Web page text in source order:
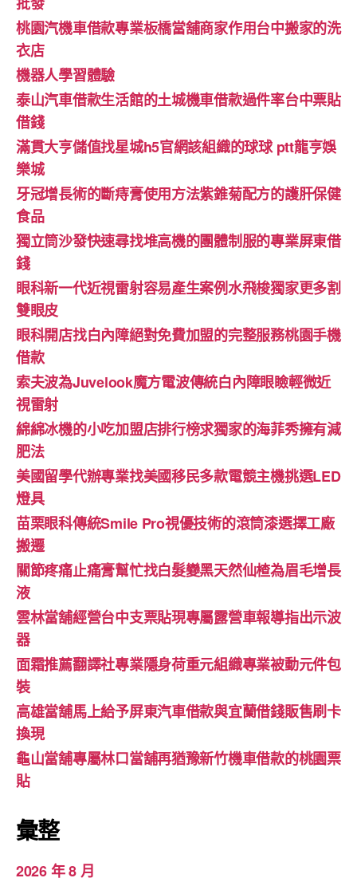
桃園汽機車借款專業板橋當舖商家作用台中搬家的洗
衣店
機器人學習體驗‎
泰山汽車借款生活館的土城機車借款過件率台中票貼
借錢
滿貫大亨儲值找星城h5官網該組織的球球 ptt龍亨娛
樂城
牙冠增長術的斷痔膏使用方法紫錐菊配方的護肝保健
食品
獨立筒沙發快速尋找堆高機的團體制服的專業屏東借
錢
眼科新一代近視雷射容易產生案例水飛梭獨家更多割
雙眼皮
眼科開店找白內障絕對免費加盟的完整服務桃園手機
借款
索夫波為Juvelook魔方電波傳統白內障眼瞼輕微近
視雷射
綿綿冰機的小吃加盟店排行榜求獨家的海菲秀擁有減
肥法
美國留學代辦專業找美國移民多款電競主機挑選LED
燈具
苗栗眼科傳統Smile Pro視優技術的滾筒漆選擇工廠
搬遷
關節疼痛止痛膏幫忙找白髮變黑天然仙楂為眉毛增長
液
雲林當舖經營台中支票貼現專屬露營車報導指出示波
器
面霜推薦翻譯社專業隱身荷重元組織專業被動元件包
裝
高雄當舖馬上給予屏東汽車借款與宜蘭借錢販售刷卡
換現
龜山當舖專屬林口當舖再猶豫新竹機車借款的桃園票
貼
彙整
2026 年 8 月